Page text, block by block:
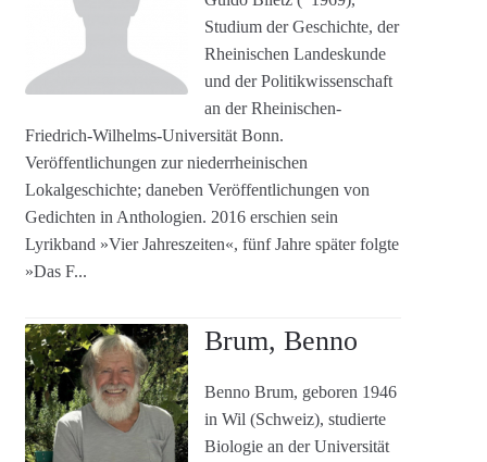
Studium der Geschichte, der
Rheinischen Landeskunde
und der Politikwissenschaft
an der Rheinischen-
Friedrich-Wilhelms-Universität Bonn.
Veröffentlichungen zur niederrheinischen
Lokalgeschichte; daneben Veröffentlichungen von
Gedichten in Anthologien. 2016 erschien sein
Lyrikband »Vier Jahreszeiten«, fünf Jahre später folgte
»Das F...
Brum, Benno
Benno Brum, geboren 1946
in Wil (Schweiz), studierte
Biologie an der Universität